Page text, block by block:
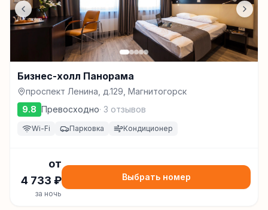
Бизнес-холл Панорама
проспект Ленина, д.129, Магнитогорск
9.8 Превосходно· 3 отзывов
Wi-Fi Парковка Кондиционер
от
4 733 ₽
за ночь
Выбрать номер